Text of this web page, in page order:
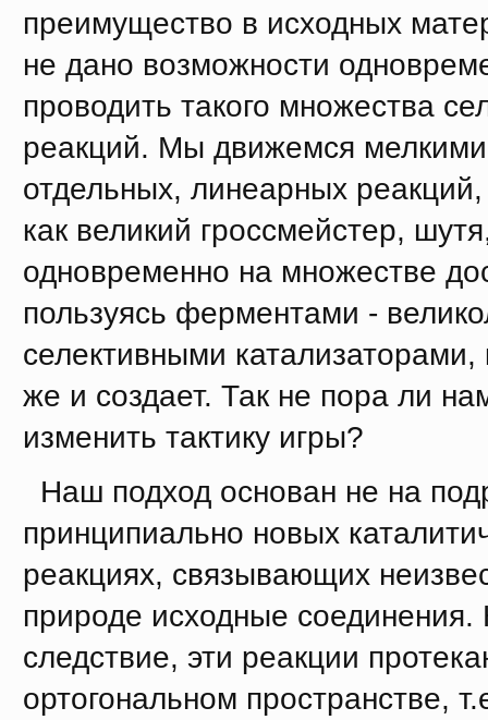
преимущество в исходных
не дано возможности
проводить такого множества
реакций. Мы движемся
отдельных, линеарных
как великий гроссмейстер,
одновременно на множестве
пользуясь ферментами -
селективными
же и создает. Так не пора ли
изменить тактику игры?
Наш подход основан не на
принципиально новых
реакциях, связывающих
природе исходные соединения.
следствие, эти реакции
ортогональном пространстве,